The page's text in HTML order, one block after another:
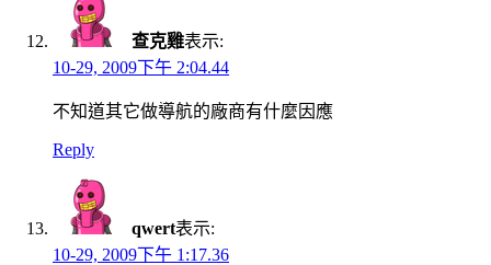
查克雞表示:
10-29, 2009下午 2:04.44
不知道其它做導航的廠商有什麼因應
Reply
qwert表示:
10-29, 2009下午 1:17.36